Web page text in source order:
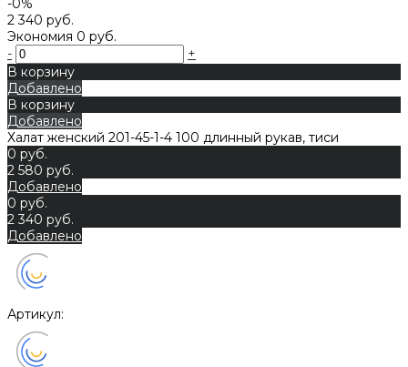
2 340 руб.
Экономия 0 руб.
-
+
В корзину
Добавлено
В корзину
Добавлено
Халат женский 201-45-1-4 100 длинный рукав, тиси
0 руб.
2 580 руб.
Добавлено
0 руб.
2 340 руб.
Добавлено
Артикул: